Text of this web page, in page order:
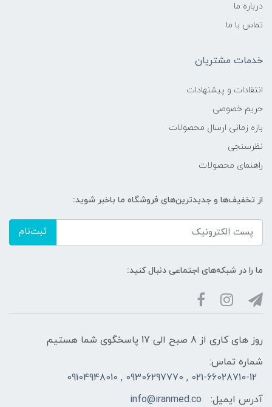
درباره ما
تماس با ما
خدمات مشتریان
انتقادات و پیشنهادات
حریم خصوصی
بازه زمانی ارسال محصولات
نظرسنجی
راهنمای محصولات
از تخفیف‌ها و جدیدترین‌های فروشگاه ما باخبر شوید:
ثبت‌نام
ما را در شبکه‌های اجتماعی دنبال کنید:
روز های کاری از 8 صبح الی 17 پاسخگوی شما هستیم
شماره تماس:
021-66028710-12 , 09306297770 , 09104948010
آدرس ایمیل:
info@iranmed.co